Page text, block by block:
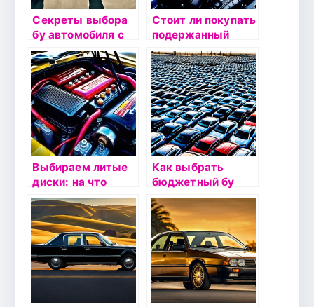
Секреты выбора
бу автомобиля с
дизельным
двигателем: на
что обратить
внимание
Стоит ли покупать
подержанный
автомобиль с
пробегом?
Экспертное
мнение
Выбираем литые
диски: на что
обратить
внимание
Как выбрать
бюджетный бу
автомобиль:
советы по поиску
выгодных
предложений